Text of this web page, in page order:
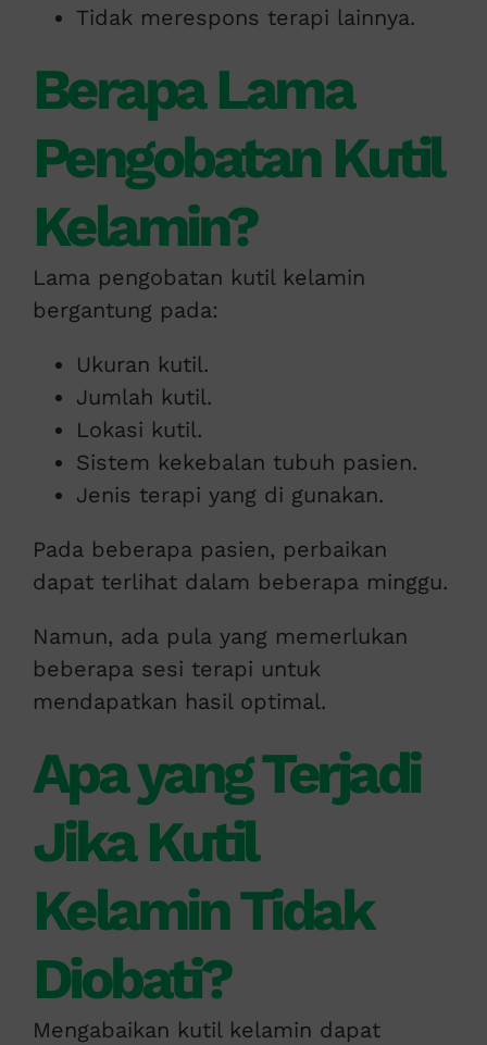
Tidak merespons terapi lainnya.
Berapa Lama
Pengobatan Kutil
Kelamin?
Lama pengobatan kutil kelamin
bergantung pada:
Ukuran kutil.
Jumlah kutil.
Lokasi kutil.
Sistem kekebalan tubuh pasien.
Jenis terapi yang di gunakan.
Pada beberapa pasien, perbaikan
dapat terlihat dalam beberapa minggu.
Namun, ada pula yang memerlukan
beberapa sesi terapi untuk
mendapatkan hasil optimal.
Apa yang Terjadi
Jika Kutil
Kelamin Tidak
Diobati?
Mengabaikan kutil kelamin dapat